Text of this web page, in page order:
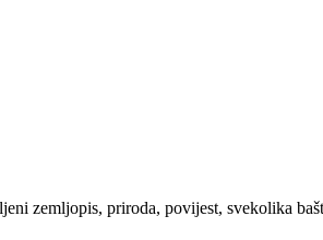
zemljopis, priroda, povijest, svekolika